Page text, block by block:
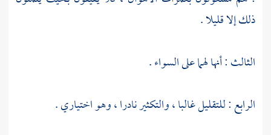
ذلك إلا قليلا .
الثالث : أنها لهما على السواء .
الرابع : للتقليل غالبا ، والتكثير نادرا ، وهو اختياري .